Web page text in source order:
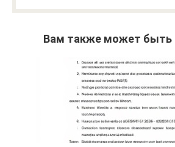
Вам также может быть